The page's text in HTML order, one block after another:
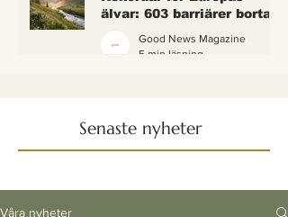
älvar: 603 barriärer borta
igen
Good News Magazine
5 min läsning
Senaste nyheter
Våra nyheter